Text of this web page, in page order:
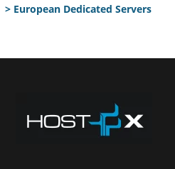
> European Dedicated Servers